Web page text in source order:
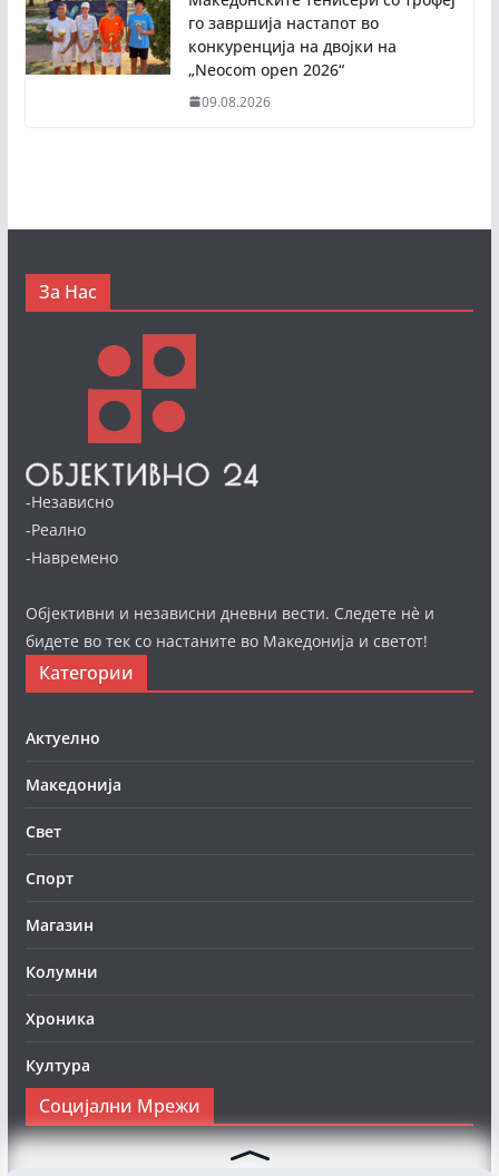
го завршија настапот во
конкуренција на двојки на
„Neocom open 2026“
09.08.2026
За Нас
-Независно
-Реално
-Навремено
Објективни и независни дневни вести. Следете нè и
бидете во тек со настаните во Македонија и светот!
Категории
Актуелно
Македонија
Свет
Спорт
Магазин
Колумни
Хроника
Култура
Социјални Мрежи